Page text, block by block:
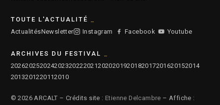
TOUTE L'ACTUALITÉ
ActualitésNewsletter Instagram Facebook Youtube
ARCHIVES DU FESTIVAL
2026202520242023202220212020201920182017201620152014
2013201220112010
© 2026 ARCALT – Crédits site : Etienne Delcambre – Affiche :